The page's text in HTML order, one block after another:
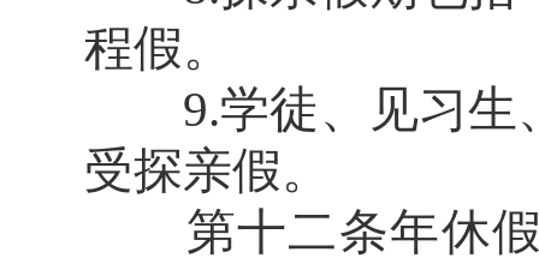
程假。
9.学徒、见习生
受探亲假。
第十二条年休假